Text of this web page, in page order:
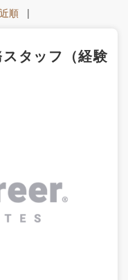
順 |
スタッフ（経験